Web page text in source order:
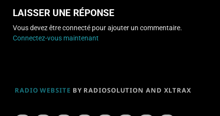
LAISSER UNE RÉPONSE
Vous devez être connecté pour ajouter un commentaire.
Connectez-vous maintenant
RADIO WEBSITE BY RADIOSOLUTION AND XLTRAX